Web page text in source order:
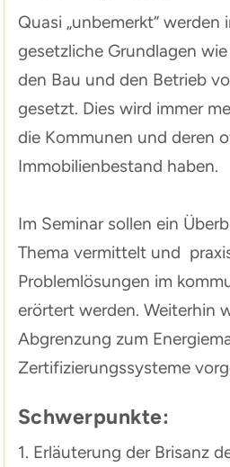
Quasi „unbemerkt“ werden
gesetzliche Grundlagen
den Bau und den Betrieb
gesetzt. Dies wird immer
die Kommunen und deren
Immobilienbestand haben.
Im Seminar sollen ein
Thema vermittelt und
Problemlösungen im
erörtert werden. Weiterhin
Abgrenzung zum
Zertifizierungssysteme
Schwerpunkte:
1. Erläuterung der Brisanz